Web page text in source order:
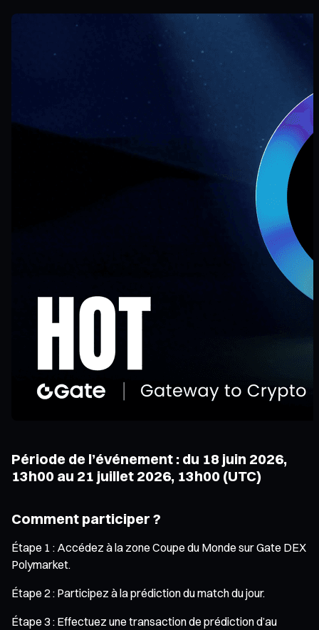
Période de l’événement : du 18 juin 2026,
13h00 au 21 juillet 2026, 13h00 (UTC)
Comment participer ?
Étape 1 : Accédez à la zone Coupe du Monde sur Gate DEX
Polymarket.
Étape 2 : Participez à la prédiction du match du jour.
Étape 3 : Effectuez une transaction de prédiction d’au